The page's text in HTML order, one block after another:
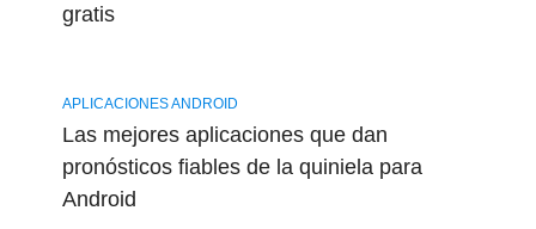
gratis
APLICACIONES ANDROID
Las mejores aplicaciones que dan
pronósticos fiables de la quiniela para
Android